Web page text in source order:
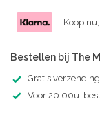
Koop
Bestellen bij The
Gratis
Voor 20:00u.